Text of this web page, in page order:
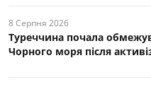
8 Серпня 2026
Туреччина почала
Чорного моря після